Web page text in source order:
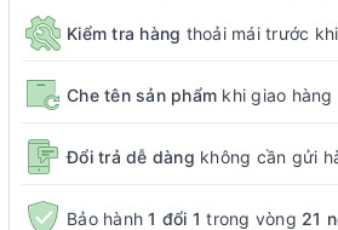
Kiểm tra hàng thoải mái trước
Che tên sản phẩm khi giao hàng
Đổi trả dễ dàng không cần gửi
Bảo hành1 đổi 1 trong vòng 21